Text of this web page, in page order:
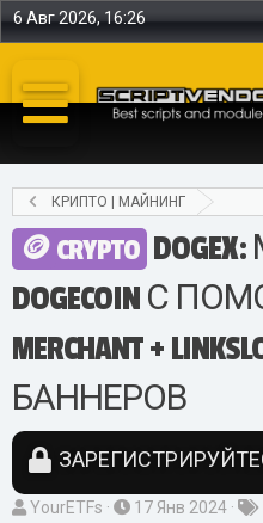
6 Авг 2026, 16:26
КРИПТО | МАЙНИНГ
CRYPTO
DOGECOIN С
MERCHANT +
БАННЕРОВ
А
YourETFs
Д
17 Янв 2024